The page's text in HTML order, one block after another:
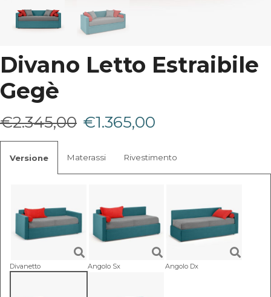
Divano Letto Estraibile
Gegè
€2.345,00 Il
originale
€2.345,00.
€1.365,00
attuale
€1.365,00.
Versione Materassi Rivestimento
Divanetto Angolo Sx Angolo Dx